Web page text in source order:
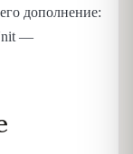
дополнение:
—